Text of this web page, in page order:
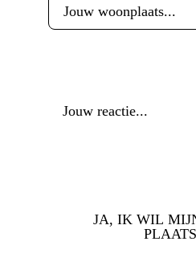
JA, IK WIL